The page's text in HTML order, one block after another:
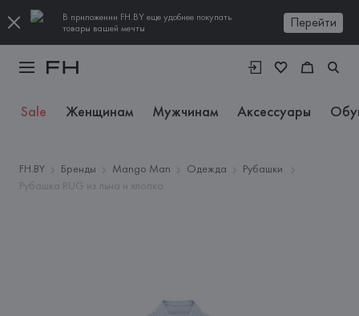
В приложении FH.BY еще удобнее покупать
товары вашей мечты
Перейти
Sale Женщинам Мужчинам Аксессуары
FH.BY Бренды Mango Man Одежда
Рубашки
Рубашка RUG из льна и хлопка